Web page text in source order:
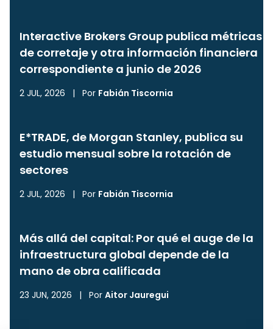
Interactive Brokers Group publica métricas
de corretaje y otra información financiera
correspondiente a junio de 2026
2 JUL, 2026 | Por Fabián Tiscornia
E*TRADE, de Morgan Stanley, publica su
estudio mensual sobre la rotación de
sectores
2 JUL, 2026 | Por Fabián Tiscornia
Más allá del capital: Por qué el auge de la
infraestructura global depende de la
mano de obra calificada
23 JUN, 2026 | Por Aitor Jauregui